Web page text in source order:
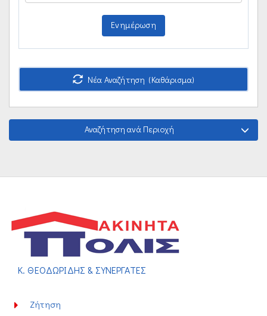
Ενημέρωση
Νέα Αναζήτηση (Καθάρισμα)
Αναζήτηση ανά Περιοχή
Κ. ΘΕΟΔΩΡΙΔΗΣ & ΣΥΝΕΡΓΑΤΕΣ
Ζήτηση